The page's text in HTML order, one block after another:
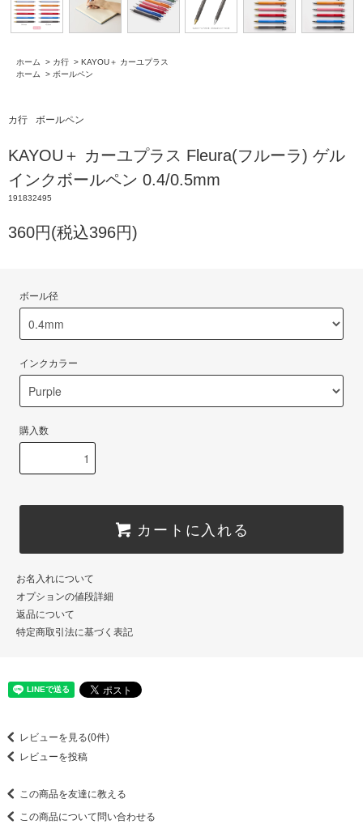
ホーム > カ行 > KAYOU＋ カーユプラス
ホーム
> ボールペン
カ行 ボールペン
KAYOU＋ カーユプラス Fleura(フルーラ) ゲル
インクボールペン 0.4/0.5mm
191832495
360円(税込396円)
ボール径
インクカラー
購入数
カートに入れる
お名入れについて
オプションの値段詳細
返品について
特定商取引法に基づく表記
レビューを見る(0件)
レビューを投稿
この商品を友達に教える
この商品について問い合わせる